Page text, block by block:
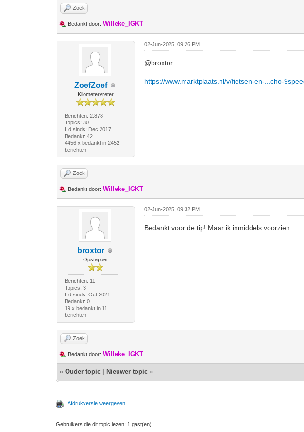
Zoek
Bedankt door: Willeke_IGKT
ZoefZoef
Kilometervreter
Berichten: 2.878
Topics: 30
Lid sinds: Dec 2017
Bedankt: 42
4456 x bedankt in 2452
berichten
02-Jun-2025, 09:26 PM
@broxtor
https://www.marktplaats.nl/v/fietsen-en-...cho-
Zoek
Bedankt door: Willeke_IGKT
broxtor
Opstapper
Berichten: 11
Topics: 3
Lid sinds: Oct 2021
Bedankt: 0
19 x bedankt in 11
berichten
02-Jun-2025, 09:32 PM
Bedankt voor de tip! Maar ik inmiddels voorzien.
Zoek
Bedankt door: Willeke_IGKT
«Ouder topic Nieuwer topic »
Afdrukversie weergeven
Gebruikers die dit topic lezen: 1 gast(en)